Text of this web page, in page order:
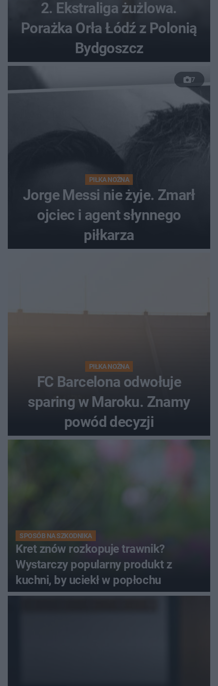
2. Ekstraliga żużlowa.
Porażka Orła Łódź z Polonią
Bydgoszcz
7
PIŁKA NOŻNA
Jorge Messi nie żyje. Zmarł
ojciec i agent słynnego
piłkarza
PIŁKA NOŻNA
FC Barcelona odwołuje
sparing w Maroku. Znamy
powód decyzji
SPOSÓB NA SZKODNIKA
Kret znów rozkopuje trawnik?
Wystarczy popularny produkt z
kuchni, by uciekł w popłochu